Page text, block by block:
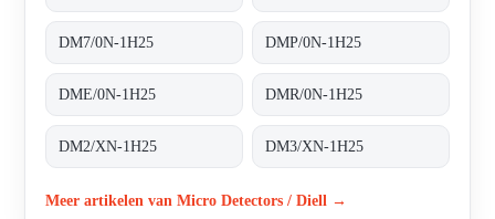
DM7/0N-1H25 DMP/0N-1H25
DME/0N-1H25 DMR/0N-1H25
DM2/XN-1H25 DM3/XN-1H25
Meer artikelen van Micro Detectors / Diell →